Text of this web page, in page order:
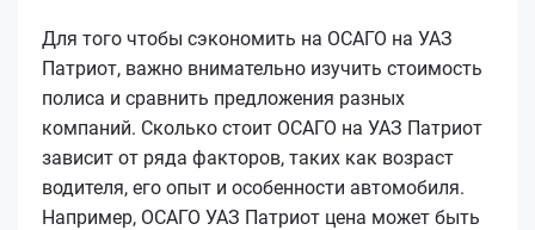
Для того чтобы сэкономить на ОСАГО на УАЗ
Патриот, важно внимательно изучить стоимость
полиса и сравнить предложения разных
компаний. Сколько стоит ОСАГО на УАЗ Патриот
зависит от ряда факторов, таких как возраст
водителя, его опыт и особенности автомобиля.
Например, ОСАГО УАЗ Патриот цена может быть